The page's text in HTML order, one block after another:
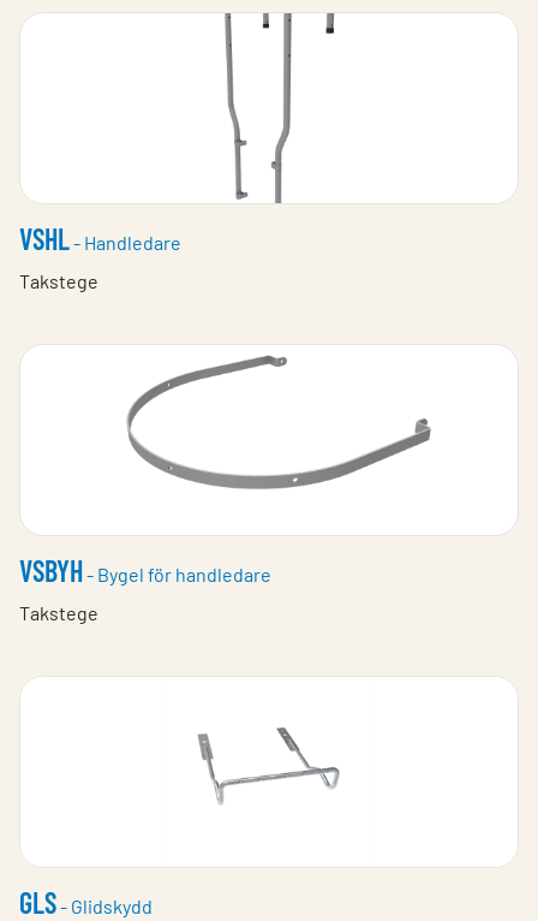
VSHL- Handledare
Takstege
VSBYH- Bygel för handledare
Takstege
GLS- Glidskydd